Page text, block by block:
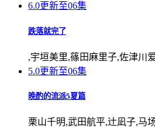
6.0更新至06集
跌落就完了
,宇垣美里,篠田麻里子,佐津川
5.0更新至06集
晚酌的流派5夏篇
栗山千明,武田航平,辻凪子,马